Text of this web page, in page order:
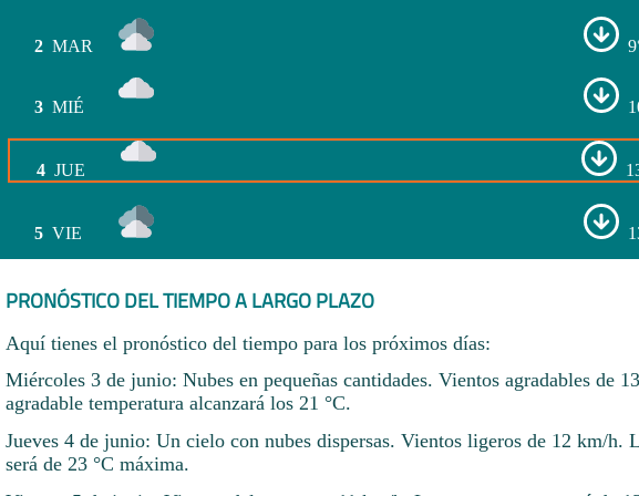
2 MAR
3 MIÉ
4 JUE
5 VIE
PRONÓSTICO DEL TIEMPO A LARGO PLAZO
Aquí tienes el pronóstico del tiempo para los próximos días:
Miércoles 3 de junio: Nubes en pequeñas cantidades. Vientos agradables de
agradable temperatura alcanzará los 21 °C.
Jueves 4 de junio: Un cielo con nubes dispersas. Vientos ligeros de 12 km/h.
será de 23 °C máxima.